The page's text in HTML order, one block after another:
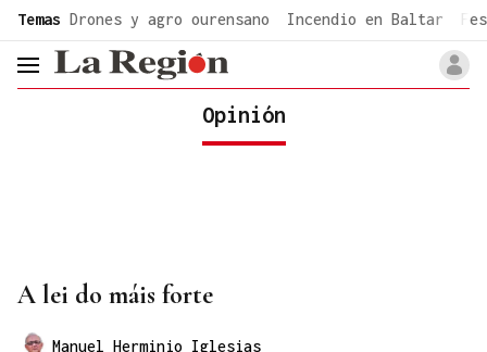
Temas Drones y agro ourensano Incendio en Baltar
header.menu.open
Opinión
A lei do máis forte
Manuel Herminio Iglesias